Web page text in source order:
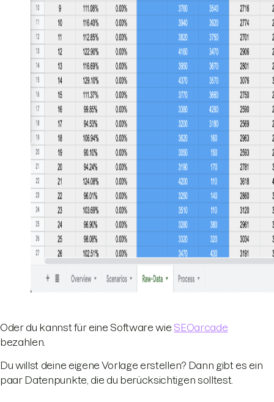
Oder du kannst für eine Software wie SEOarcade
bezahlen.
Du willst deine eigene Vorlage erstellen? Dann gibt es ein
paar Datenpunkte, die du berücksichtigen solltest.